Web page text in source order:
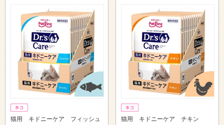
猫用 キドニーケア フィッシュ 猫用 キドニーケア チキン